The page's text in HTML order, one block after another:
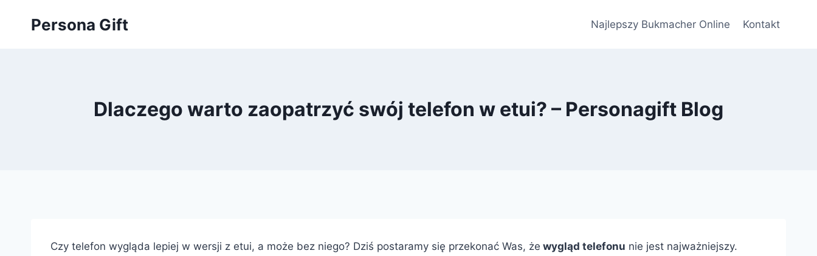
Persona Gift Najlepszy Bukmacher Online Kontakt
Dlaczego warto zaopatrzyć swój telefon w etui? – Personagift Blog
Czy telefon wygląda lepiej w wersji z etui, a może bez niego? Dziś postaramy się przekonać Was, że wygląd telefonu nie jest najważniejszy.